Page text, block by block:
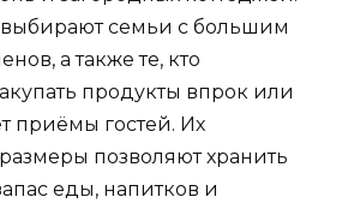
выбирают семьи с большим
а также те, кто
продукты впрок или
приёмы гостей. Их
позволяют хранить
еды, напитков и